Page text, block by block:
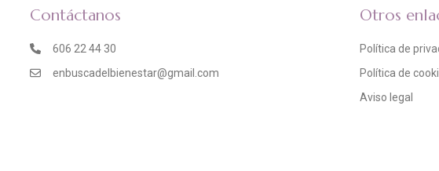
Contáctanos
606 22 44 30
enbuscadelbienestar@gmail.com
Otros
Política de
Política de
Aviso legal